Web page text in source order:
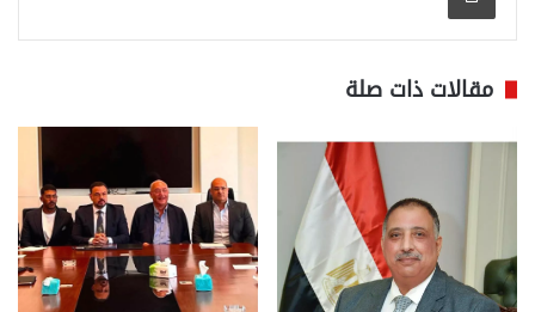
مقالات ذات صلة